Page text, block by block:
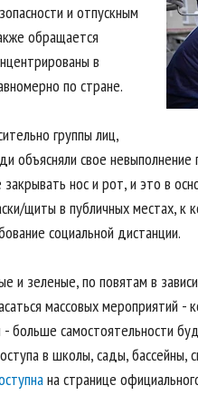
и отпускным
обращается
в
по стране.
группы лиц,
свое
нос и рот, и это в
щиты в публичных местах, к
социальной дистанции.
зеленые, по повятам в
массовых мероприятий -
больше самостоятельности
в школы, сады, бассейны,
на странице